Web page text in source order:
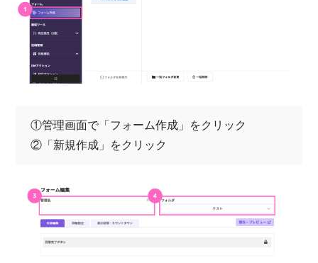
①管理画面⁨⁩で「フォーム作成」をクリック
②「新規作成」をクリック